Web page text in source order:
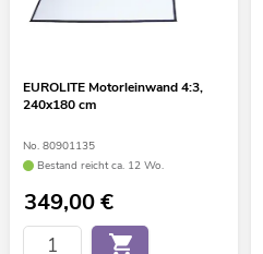
EUROLITE Motorleinwand 4:3,
240x180 cm
No. 80901135
Bestand reicht ca. 12 Wo.
349,00€